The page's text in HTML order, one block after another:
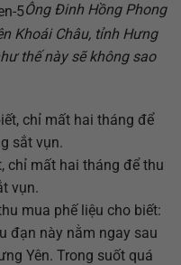
Ông Đinh Hồng Phong
Khoái Châu, tỉnh Hưng
thế này sẽ không sao
chỉ mất hai tháng để thu
vụn.